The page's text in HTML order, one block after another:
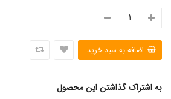
به اشتراک گذاشتن این محصول